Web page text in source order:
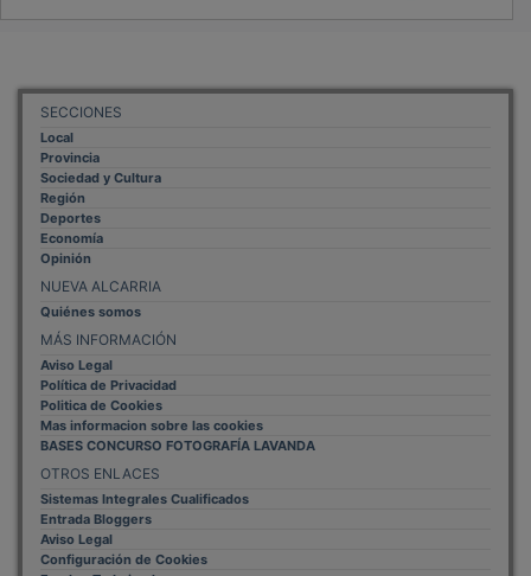
SECCIONES
Local
Provincia
Sociedad y Cultura
Región
Deportes
Economía
Opinión
NUEVA ALCARRIA
Quiénes somos
MÁS INFORMACIÓN
Aviso Legal
Política de Privacidad
Politica de Cookies
Mas informacion sobre las cookies
BASES CONCURSO FOTOGRAFÍA LAVANDA
OTROS ENLACES
Sistemas Integrales Cualificados
Entrada Bloggers
Aviso Legal
Configuración de Cookies
Empleo Trabajando.es